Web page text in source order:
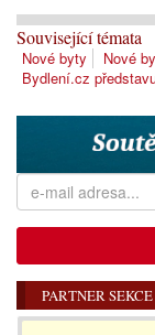
Související témata
Nové byty Nové
Bydlení.cz
PARTNER SEKCE